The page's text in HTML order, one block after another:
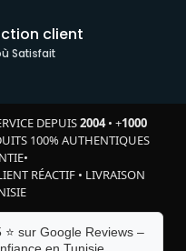
client
Satisfait
DEPUIS2004• +1000
100% AUTHENTIQUES
•
RÉACTIF • LIVRAISON
⭐ sur Google Reviews –